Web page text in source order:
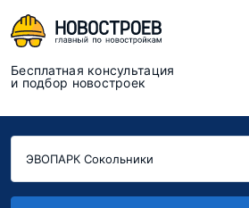
Бесплатная консультация
и подбор новостроек